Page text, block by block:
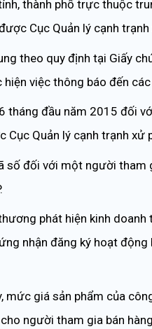
thành phố trực thuộc
Cục Quản lý cạnh
theo quy định tại Giấy
việc thông báo đến
tháng đầu năm 2015 đối
Cục Quản lý cạnh trạnh xử
số đối với một người tham
phát hiện kinh
nhận đăng ký hoạt
mức giá sản phẩm của
người tham gia bán